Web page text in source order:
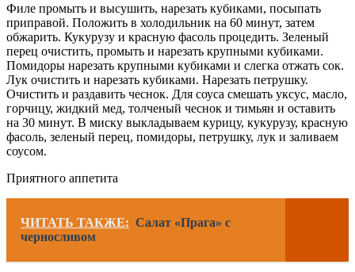
Филе промыть и высушить, нарезать кубиками, посыпать
приправой. Положить в холодильник на 60 минут, затем
обжарить. Кукурузу и красную фасоль процедить. Зеленый
перец очистить, промыть и нарезать крупными кубиками.
Помидоры нарезать крупными кубиками и слегка отжать сок.
Лук очистить и нарезать кубиками. Нарезать петрушку.
Очистить и раздавить чеснок. Для соуса смешать уксус, масло,
горчицу, жидкий мед, толченый чеснок и тимьян и оставить
на 30 минут. В миску выкладываем курицу, кукурузу, красную
фасоль, зеленый перец, помидоры, петрушку, лук и заливаем
соусом.
Приятного аппетита
ЧИТАТЬ ТАКЖЕ: Салат «Прага» с
черносливом